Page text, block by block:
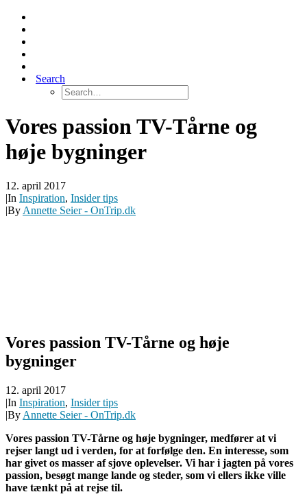
Search
Vores passion TV-Tårne og
høje bygninger
12. april 2017
|In Inspiration, Insider tips
|By Annette Seier - OnTrip.dk
Vores passion TV-Tårne og høje
bygninger
12. april 2017
|In Inspiration, Insider tips
|By Annette Seier - OnTrip.dk
Vores passion TV-Tårne og høje bygninger, medfører at vi
rejser langt ud i verden, for at forfølge den. En interesse, som
har givet os masser af sjove oplevelser. Vi har i jagten på vores
passion, besøgt mange lande og steder, som vi ellers ikke ville
have tænkt på at rejse til.